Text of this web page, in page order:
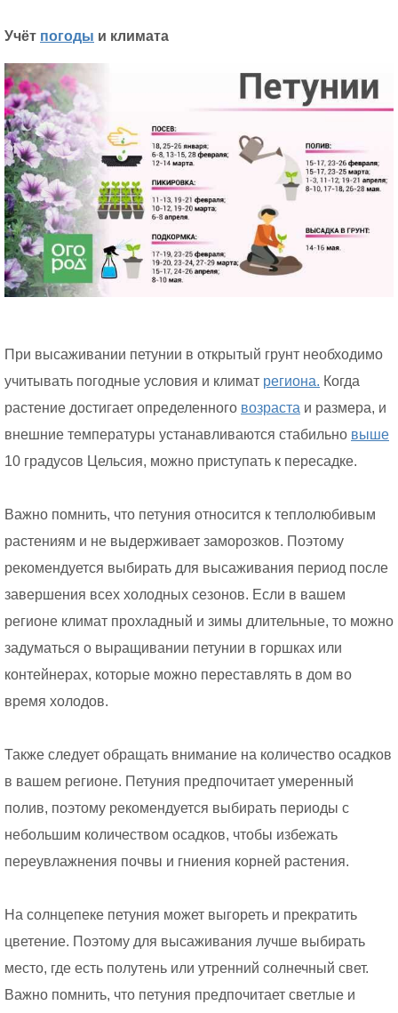
Учёт погоды и климата
При высаживании петунии в открытый грунт необходимо
учитывать погодные условия и климат региона. Когда
растение достигает определенного возраста и размера, и
внешние температуры устанавливаются стабильно выше
10 градусов Цельсия, можно приступать к пересадке.
Важно помнить, что петуния относится к теплолюбивым
растениям и не выдерживает заморозков. Поэтому
рекомендуется выбирать для высаживания период после
завершения всех холодных сезонов. Если в вашем
регионе климат прохладный и зимы длительные, то можно
задуматься о выращивании петунии в горшках или
контейнерах, которые можно переставлять в дом во
время холодов.
Также следует обращать внимание на количество осадков
в вашем регионе. Петуния предпочитает умеренный
полив, поэтому рекомендуется выбирать периоды с
небольшим количеством осадков, чтобы избежать
переувлажнения почвы и гниения корней растения.
На солнцепеке петуния может выгореть и прекратить
цветение. Поэтому для высаживания лучше выбирать
место, где есть полутень или утренний солнечный свет.
Важно помнить, что петуния предпочитает светлые и